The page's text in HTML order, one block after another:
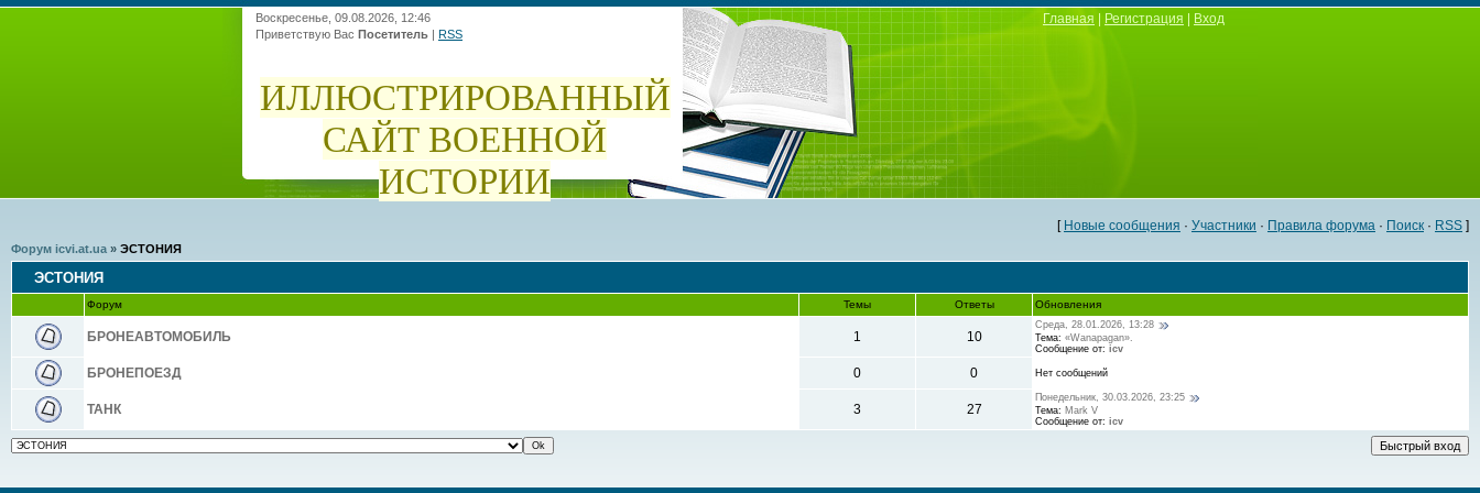
Воскресенье, 09.08.2026, 12:46
Приветствую Вас Посетитель | RSS
ИЛЛЮСТРИРОВАННЫЙ
САЙТ ВОЕННОЙ
ИСТОРИИ
Главная Регистрация Вход
[ Новые сообщения · Участники · Правила форума · Поиск · RSS ]
Форум icvi.at.ua » ЭСТОНИЯ
ЭСТОНИЯ
Форум Темы Ответы Обновления
БРОНЕАВТОМОБИЛЬ 1 10
Среда, 28.01.2026, 13:28
Тема: «Wanapagan».
Сообщение от: icv
БРОНЕПОЕЗД 0 0 Нет сообщений
ТАНК 3 27
Понедельник, 30.03.2026, 23:25
Тема: Mark V
Сообщение от: icv